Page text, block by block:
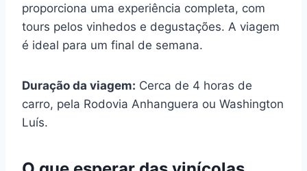
proporciona uma experiência completa, com
tours pelos vinhedos e degustações. A viagem
é ideal para um final de semana.
Duração da viagem: Cerca de 4 horas de
carro, pela Rodovia Anhanguera ou Washington
Luís.